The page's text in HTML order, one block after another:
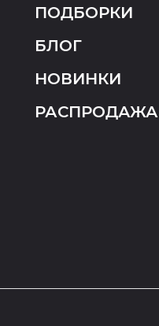
ПОДБОРКИ
БЛОГ
НОВИНКИ
РАСПРОДАЖА